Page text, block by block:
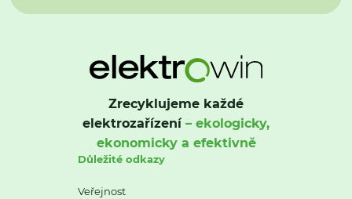
Zrecyklujeme každé
elektrozařízení– ekologicky,
ekonomicky a efektivně
Důležité odkazy
Veřejnost